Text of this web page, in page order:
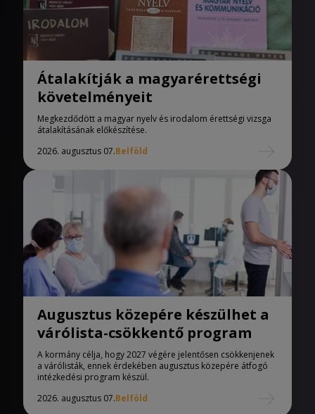
Átalakítják a magyarérettségi
követelményeit
Megkezdődött a magyar nyelv és irodalom érettségi vizsga
átalakításának előkészítése.
2026. augusztus 07.Belföld
Augusztus közepére készülhet a
várólista-csökkentő program
A kormány célja, hogy 2027 végére jelentősen csökkenjenek
a várólisták, ennek érdekében augusztus közepére átfogó
intézkedési program készül.
2026. augusztus 07.Belföld